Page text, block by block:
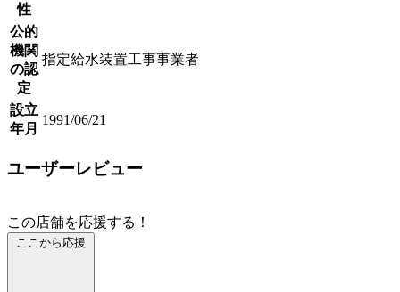
性
公的
機関
の認
定
指定給水装置工事事業者
設立
年月
1991/06/21
ユーザーレビュー
この店舗を応援する！
ここから応援